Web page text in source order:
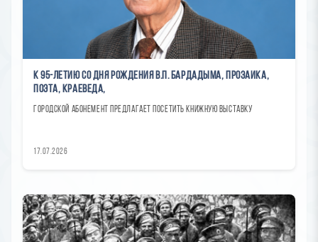
К 95-летию со дня рождения В.П. Бардадыма, прозаика,
поэта, краеведа,
городской абонемент предлагает посетить книжную выставку
17.07.2026